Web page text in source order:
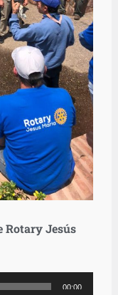
Rotary Jesús
00:00